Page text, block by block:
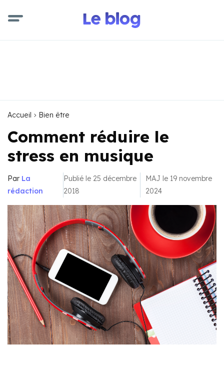
Accueil Bien être
Comment réduire le
stress en musique
Par La
rédaction
Publié le 25 décembre
2018
MAJ le 19 novembre
2024